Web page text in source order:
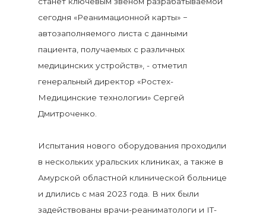
сегодня «Реанимационной карты» −
автозаполняемого листа с данными
пациента, получаемых с различных
медицинских устройств», - отметил
генеральный директор «Ростех-
Медицинские технологии» Сергей
Дмитроченко.
Испытания нового оборудования проходили
в нескольких уральских клиниках, а также в
Амурской областной клинической больнице
и длились с мая 2023 года. В них были
задействованы врачи-реаниматологи и IT-